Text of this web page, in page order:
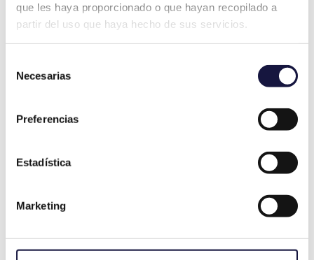
que les haya proporcionado o que hayan recopilado a
partir del uso que haya hecho de sus servicios.
Necesarias
Preferencias
Estadística
Marketing
Si buscas unperito en Madrid, desdeVÍA
PERICIAL Madridcontamos con técnicos
informes periciales de tacógrafo en
, enfocando los mismos a la
cuantificación de tiempos de conducción,
otros trabajos, descanso y disponibilidad.
Permitiendo así obtener el número de
horas trabajadas de cada tipo y, por
tanto, el número de horas
extraordinarias, festivas y nocturnas
pueda estructurar yacreditar en su